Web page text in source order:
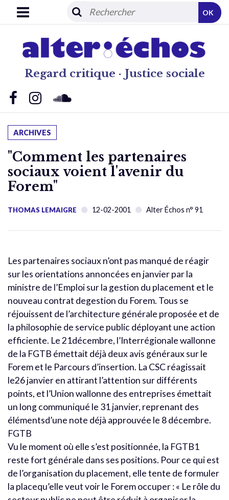
Regard critique · Justice sociale
OK
ARCHIVES
"Comment les partenaires
sociaux voient l'avenir du
Forem"
THOMAS LEMAIGRE 12-02-2001 Alter Échos n° 91
Les partenaires sociaux n’ont pas manqué de réagir
sur les orientations annoncées en janvier par la
ministre de l’Emploi sur la gestion du placement et le
nouveau contrat degestion du Forem. Tous se
réjouissent de l’architecture générale proposée et de
la philosophie de service public déployant une action
efficiente. Le 21décembre, l’Interrégionale wallonne
de la FGTB émettait déjà deux avis généraux sur le
Forem et le Parcours d’insertion. La CSC réagissait
le26 janvier en attirant l’attention sur différents
points, et l’Union wallonne des entreprises émettait
un long communiqué le 31 janvier, reprenant des
élémentsd’une note déjà approuvée le 8 décembre.
FGTB
Vu le moment où elle s’est positionnée, la FGTB1
reste fort générale dans ses positions. Pour ce qui est
de l’organisation du placement, elle tente de formuler
la placequ’elle veut voir le Forem occuper : « Le rôle du